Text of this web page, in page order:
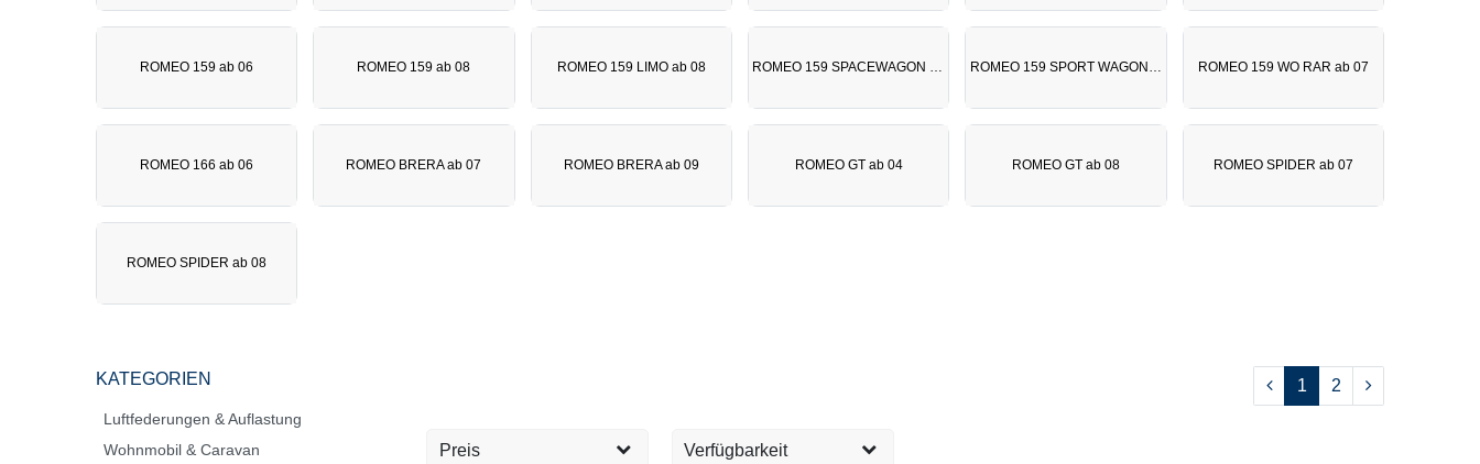
ROMEO 159 ab 06 ROMEO 159 ab 08 ROMEO 159 LIMO ab 08 ROMEO 159 SPACEWAGON ab 08 ROMEO 159 SPORT WAGON ab 06 ROMEO 159 WO RAR ab 07
ROMEO 166 ab 06 ROMEO BRERA ab 07 ROMEO BRERA ab 09 ROMEO GT ab 04 ROMEO GT ab 08 ROMEO SPIDER ab 07
ROMEO SPIDER ab 08
KATEGORIEN
Luftfederungen & Auflastung
Wohnmobil & Caravan
1 2
Preis Verfügbarkeit